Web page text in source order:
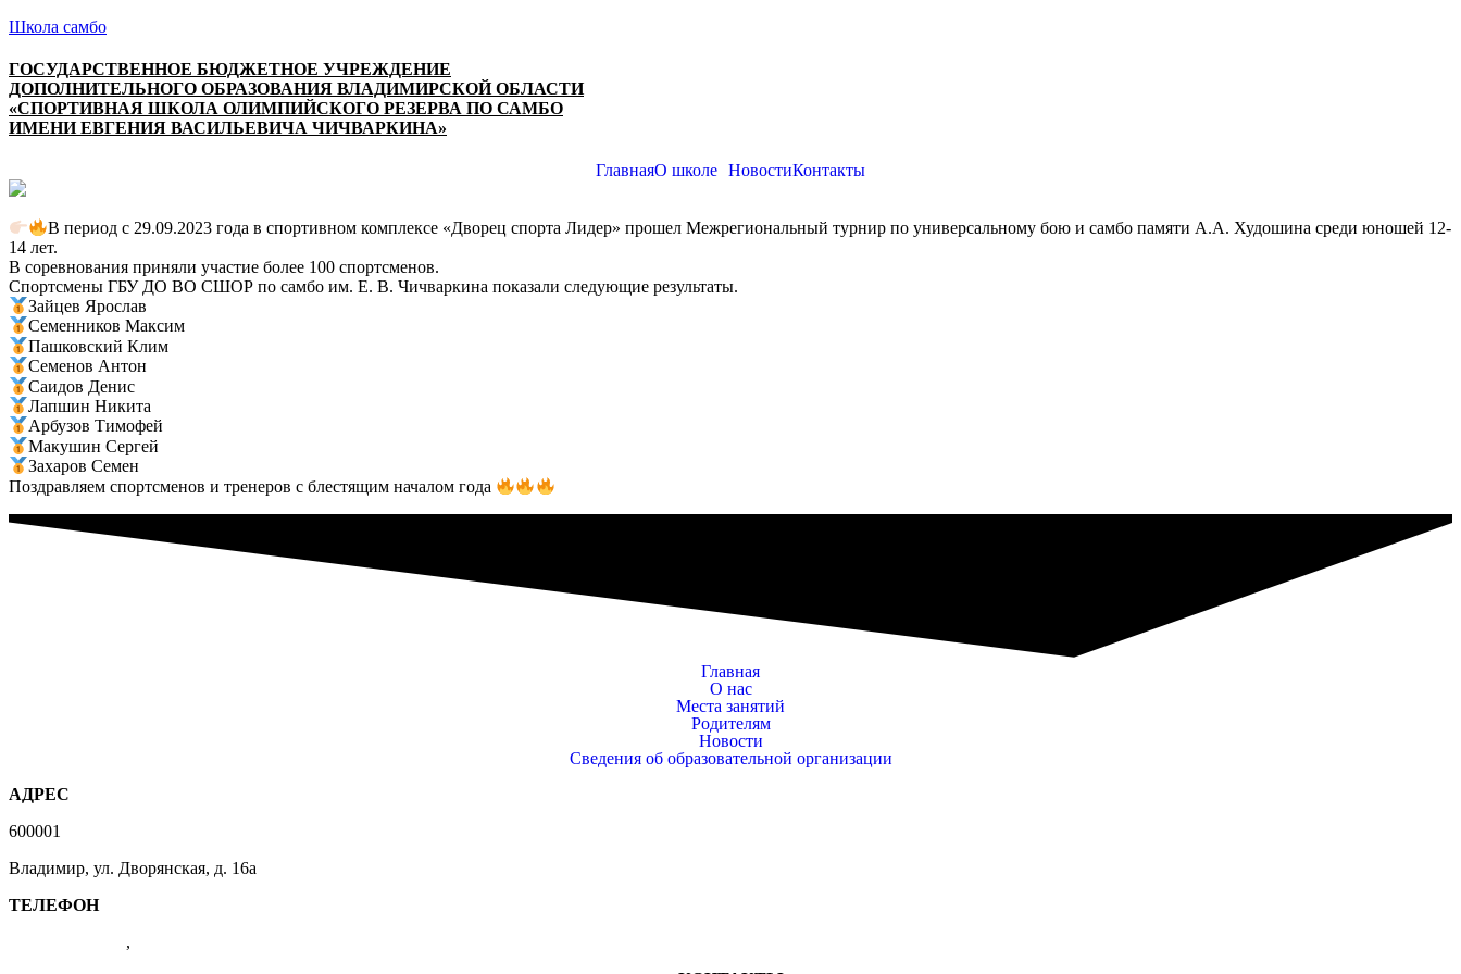
Школа самбо
ГОСУДАРСТВЕННОЕ БЮДЖЕТНОЕ УЧРЕЖДЕНИЕ
ДОПОЛНИТЕЛЬНОГО ОБРАЗОВАНИЯ ВЛАДИМИРСКОЙ ОБЛАСТИ
«СПОРТИВНАЯ ШКОЛА ОЛИМПИЙСКОГО РЕЗЕРВА ПО САМБО
ИМЕНИ ЕВГЕНИЯ ВАСИЛЬЕВИЧА ЧИЧВАРКИНА»
ГлавнаяО школе НовостиКонтакты
В период с 29.09.2023 года в спортивном комплексе «Дворец спорта Лидер» прошел Межрегиональный турнир по универсальному бою и самбо памяти А.А. Худошина среди юношей 12-
14 лет.
В соревнования приняли участие более 100 спортсменов.
Спортсмены ГБУ ДО ВО СШОР по самбо им. Е. В. Чичваркина показали следующие результаты.
Зайцев Ярослав
Семенников Максим
Пашковский Клим
Семенов Антон
Саидов Денис
Лапшин Никита
Арбузов Тимофей
Макушин Сергей
Захаров Семен
Поздравляем спортсменов и тренеров с блестящим началом года
Главная
О нас
Места занятий
Родителям
Новости
Сведения об образовательной организации
АДРЕС
600001
Владимир, ул. Дворянская, д. 16а
ТЕЛЕФОН
,